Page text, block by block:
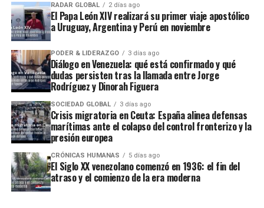
RADAR GLOBAL 2 días ago
El Papa León XIV realizará su primer viaje apostólico
a Uruguay, Argentina y Perú en noviembre
PODER & LIDERAZGO 3 días ago
Diálogo en Venezuela: qué está confirmado y qué
dudas persisten tras la llamada entre Jorge
Rodríguez y Dinorah Figuera
SOCIEDAD GLOBAL 3 días ago
Crisis migratoria en Ceuta: España alinea defensas
marítimas ante el colapso del control fronterizo y la
presión europea
CRÓNICAS HUMANAS 5 días ago
El Siglo XX venezolano comenzó en 1936: el fin del
atraso y el comienzo de la era moderna